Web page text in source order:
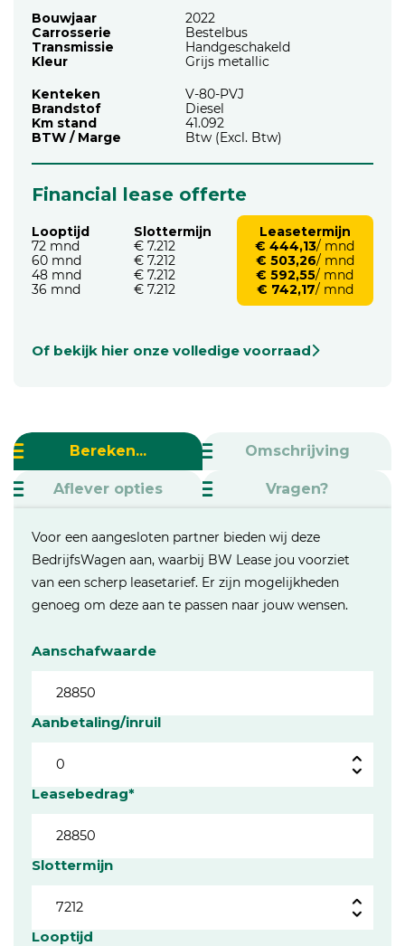
Bouwjaar
2022
Carrosserie
Bestelbus
Transmissie
Handgeschakeld
Kleur
Grijs metallic
Kenteken
V-80-PVJ
Brandstof
Diesel
Km stand
41.092
BTW / Marge
Btw (Excl. Btw)
Financial lease offerte
Looptijd
72 mnd
60 mnd
48 mnd
36 mnd
Slottermijn
€ 7.212
€ 7.212
€ 7.212
€ 7.212
Leasetermijn
€ 444,13/ mnd
€ 503,26/ mnd
€ 592,55/ mnd
€ 742,17/ mnd
Of bekijk hier onze volledige voorraad
Bereken... Omschrijving
Aflever opties Vragen?
Voor een aangesloten partner bieden wij deze
BedrijfsWagen aan, waarbij BW Lease jou voorziet
van een scherp leasetarief. Er zijn mogelijkheden
genoeg om deze aan te passen naar jouw wensen.
Aanschafwaarde
Aanbetaling/inruil
Leasebedrag*
Slottermijn
Looptijd